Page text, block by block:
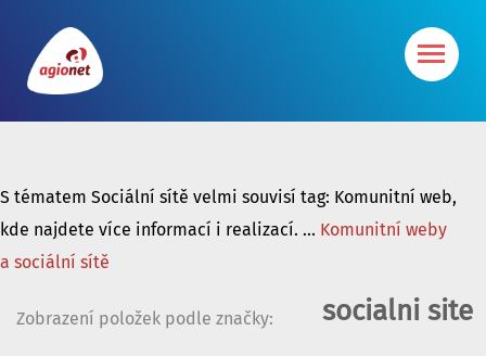
S tématem Sociální sítě velmi souvisí tag: Komunitní web,
kde najdete více informací i realizací. ... Komunitní weby
a sociální sítě
Zobrazení položek podle značky: socialni site